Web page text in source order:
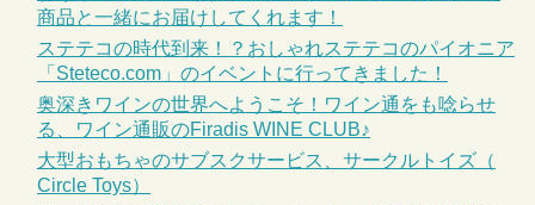
商品と一緒にお届けしてくれます！
ステテコの時代到来！？おしゃれステテコのパイオニア
「Steteco.com」のイベントに行ってきました！
奥深きワインの世界へようこそ！ワイン通をも唸らせ
る、ワイン通販のFiradis WINE CLUB♪
大型おもちゃのサブスクサービス、サークルトイズ（
Circle Toys）